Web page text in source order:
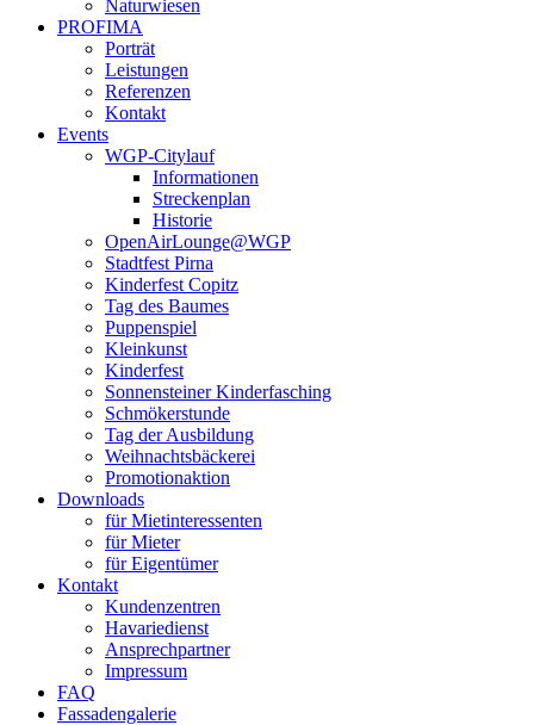
Naturwiesen
PROFIMA
Porträt
Leistungen
Referenzen
Kontakt
Events
WGP-Citylauf
Informationen
Streckenplan
Historie
OpenAirLounge@WGP
Stadtfest Pirna
Kinderfest Copitz
Tag des Baumes
Puppenspiel
Kleinkunst
Kinderfest
Sonnensteiner Kinderfasching
Schmökerstunde
Tag der Ausbildung
Weihnachtsbäckerei
Promotionaktion
Downloads
für Mietinteressenten
für Mieter
für Eigentümer
Kontakt
Kundenzentren
Havariedienst
Ansprechpartner
Impressum
FAQ
Fassadengalerie